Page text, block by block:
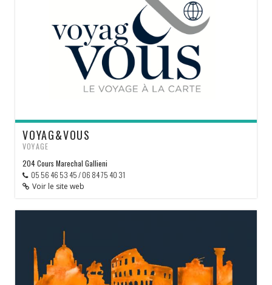
VOYAG&VOUS
VOYAGE
204 Cours Marechal Gallieni
05 56 46 53 45 / 06 84 75 40 31
Voir le site web